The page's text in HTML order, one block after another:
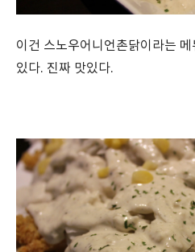
이건 스노우어니언촌닭이라는
있다. 진짜 맛있다.